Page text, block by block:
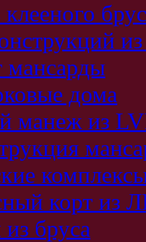
мансарды
дома
манеж из
корт из
бруса